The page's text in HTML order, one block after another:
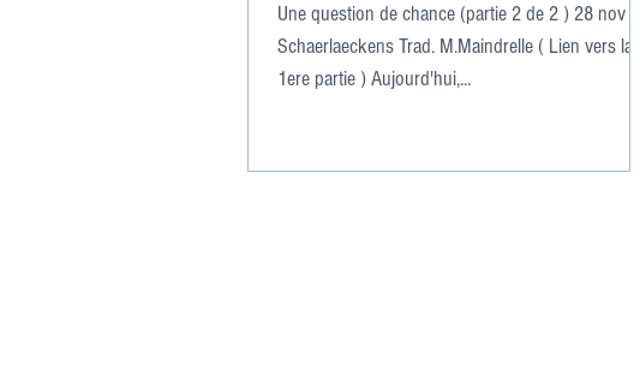
Une question de chance (partie 2 de 2 ) 28 nov Ad
Schaerlaeckens Trad. M.Maindrelle ( Lien vers la
1ere partie ) Aujourd'hui,...